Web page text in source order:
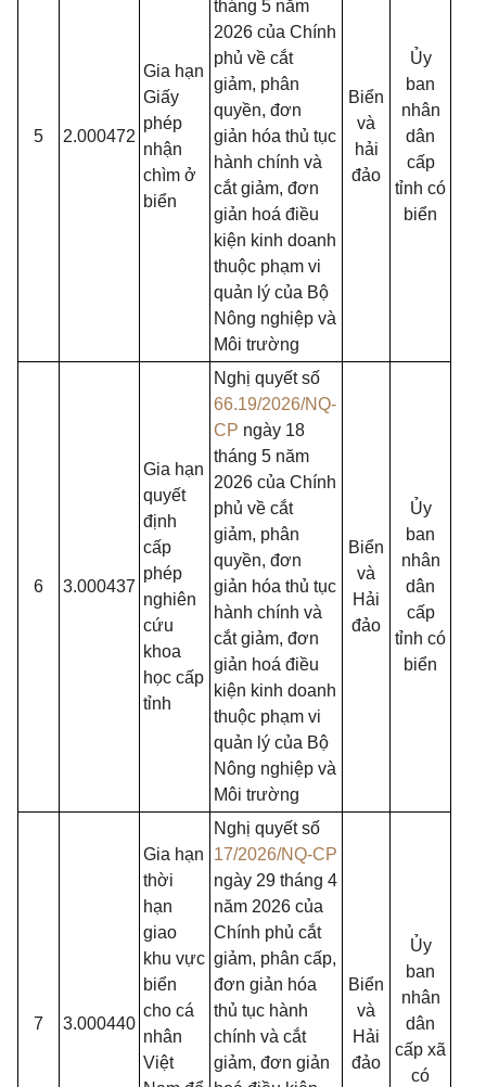
5 2.000472
Gia hạn
Giấy
phép
nhận
chìm ở
biển
tháng 5 năm
2026 của Chính
phủ về cắt
giảm, phân
quyền, đơn
giản hóa thủ tục
hành chính và
cắt giảm, đơn
giản hoá điều
kiện kinh doanh
thuộc phạm vi
quản lý của Bộ
Nông nghiệp và
Môi trường
Biển
và
hải
đảo
Ủy
ban
nhân
dân
cấp
tỉnh có
biển
6 3.000437
Gia hạn
quyết
định
cấp
phép
nghiên
cứu
khoa
học cấp
tỉnh
Nghị quyết số
66.19/2026/NQ-
CP ngày 18
tháng 5 năm
2026 của Chính
phủ về cắt
giảm, phân
quyền, đơn
giản hóa thủ tục
hành chính và
cắt giảm, đơn
giản hoá điều
kiện kinh doanh
thuộc phạm vi
quản lý của Bộ
Nông nghiệp và
Môi trường
Biển
và
Hải
đảo
Ủy
ban
nhân
dân
cấp
tỉnh có
biển
7 3.000440
Gia hạn
thời
hạn
giao
khu vực
biển
cho cá
nhân
Việt
Nghị quyết số
17/2026/NQ-CP
ngày 29 tháng 4
năm 2026 của
Chính phủ cắt
giảm, phân cấp,
đơn giản hóa
thủ tục hành
chính và cắt
giảm, đơn giản
Biển
và
Hải
đảo
Ủy
ban
nhân
dân
cấp xã
có